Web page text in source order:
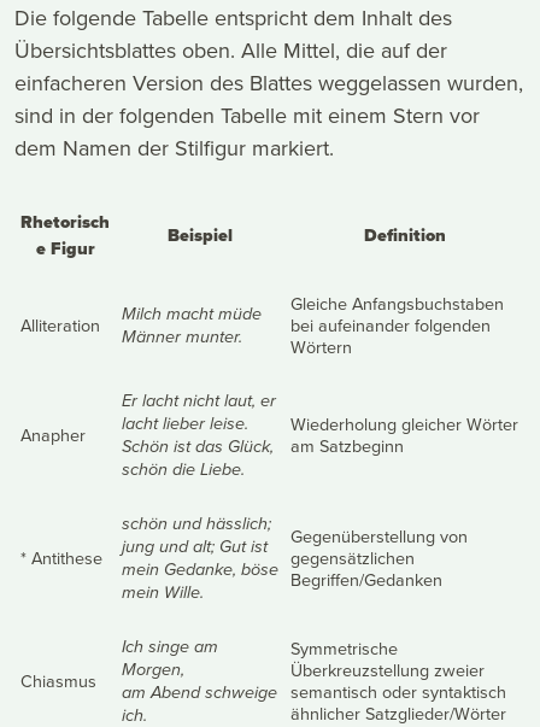
Die folgende Tabelle entspricht dem Inhalt des
Übersichtsblattes oben. Alle Mittel, die auf der
einfacheren Version des Blattes weggelassen wurden,
sind in der folgenden Tabelle mit einem Stern vor
dem Namen der Stilfigur markiert.
Rhetorisch
e Figur
Beispiel Definition
Alliteration
Milch macht müde
Männer munter.
Gleiche Anfangsbuchstaben
bei aufeinander folgenden
Wörtern
Anapher
Er lacht nicht laut, er
lacht lieber leise.
Schön ist das Glück,
schön die Liebe.
Wiederholung gleicher Wörter
am Satzbeginn
* Antithese
schön und hässlich;
jung und alt; Gut ist
mein Gedanke, böse
mein Wille.
Gegenüberstellung von
gegensätzlichen
Begriffen/Gedanken
Chiasmus
Ich singe am
Morgen,
am Abend schweige
ich.
Symmetrische
Überkreuzstellung zweier
semantisch oder syntaktisch
ähnlicher Satzglieder/Wörter